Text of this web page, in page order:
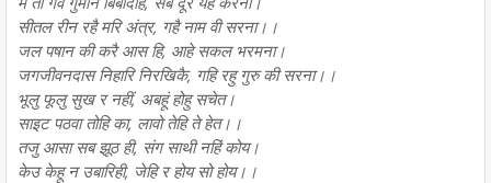
सीतल रीन रहै मरि अंत्र, गहै नाम वी सरना।।
जल पषान की करै आस हि, आहे सकल भरमना।
जगजीवनदास निहारि निरखिकै, गहि रहु गुरु की सरना।।
भूलु फूलु सुख र नहीं, अबहूं होहु सचेत।
साइट पठवा तोहि का, लावो तेहि ते हेत।।
तजु आसा सब झूठ ही, संग साथी नहिं कोय।
केउ केहू न उबारिही, जेहि र होय सो होय।।